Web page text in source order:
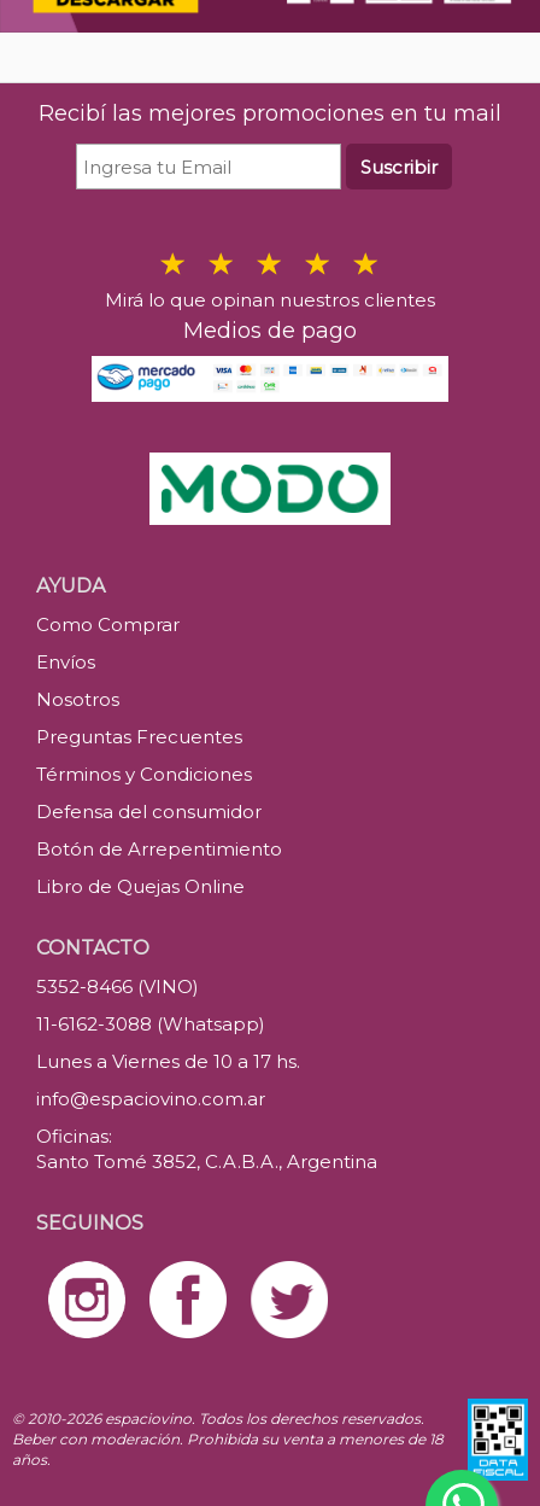
Recibí las mejores promociones en tu mail
Suscribir
Mirá lo que opinan nuestros clientes
Medios de pago
AYUDA
Como Comprar
Envíos
Nosotros
Preguntas Frecuentes
Términos y Condiciones
Defensa del consumidor
Botón de Arrepentimiento
Libro de Quejas Online
CONTACTO
5352-8466 (VINO)
11-6162-3088 (Whatsapp)
Lunes a Viernes de 10 a 17 hs.
info@espaciovino.com.ar
Oficinas:
Santo Tomé 3852, C.A.B.A., Argentina
SEGUINOS
© 2010-2026 espaciovino. Todos los derechos reservados.
Beber con moderación. Prohibida su venta a menores de 18
años.